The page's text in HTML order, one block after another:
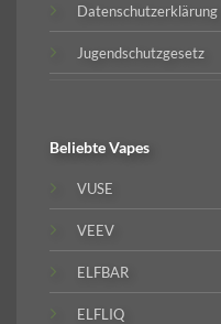
Datenschutzerklärung
Jugendschutzgesetz
BeliebteVapes
VUSE
VEEV
ELFBAR
ELFLIQ